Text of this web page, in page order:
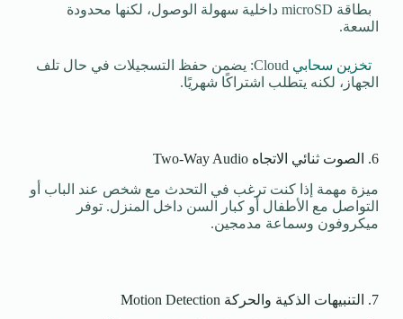
بطاقة microSD داخلية سهولة الوصول، لكنها محدودة
السعة.
تخزين سحابي
Cloud: يضمن حفظ التسجيلات في حال تلف
الجهاز، لكنه يتطلب اشتراكًا شهريًا.
6. الصوت ثنائي الاتجاه Two-Way Audio
ميزة مهمة إذا كنت ترغب في التحدث مع شخص عند الباب أو
التواصل مع الأطفال أو كبار السن داخل المنزل. توفر
ميكروفون وسماعة مدمجين.
7. التنبيهات الذكية والحركة Motion Detection